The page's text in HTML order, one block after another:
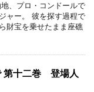
、プロ・コンドールで
ャー。 彼を探す過程で
財宝を乗せたまま座礁
第十二巻 登場人